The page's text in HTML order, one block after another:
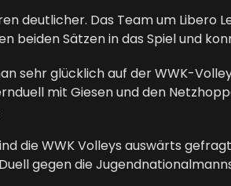
deutlicher. Das Team um Libero
beiden Sätzen in das Spiel und
sehr glücklich auf der WWK-
mit Giesen und den
die WWK Volleys auswärts
gegen die